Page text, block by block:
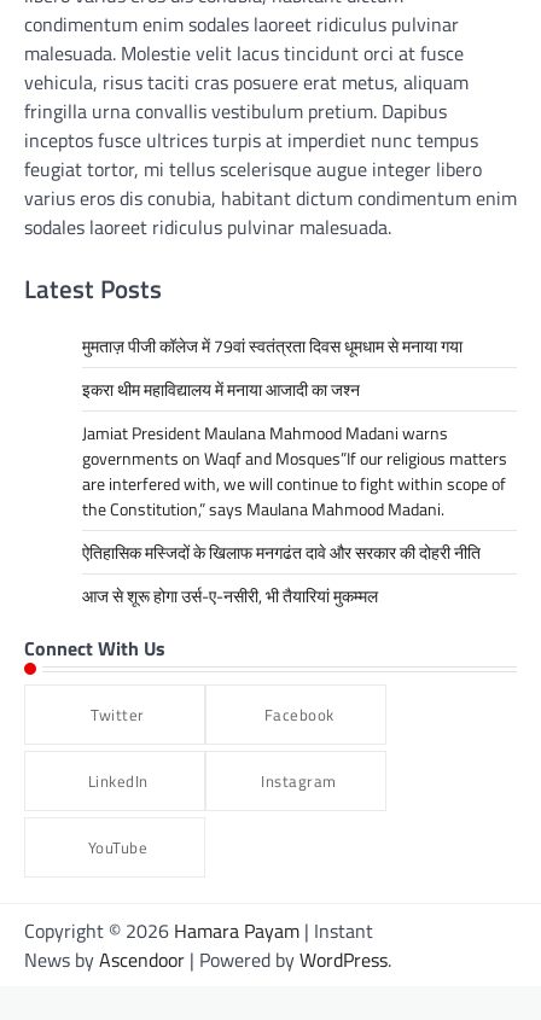
condimentum enim sodales laoreet ridiculus pulvinar
malesuada. Molestie velit lacus tincidunt orci at fusce
vehicula, risus taciti cras posuere erat metus, aliquam
fringilla urna convallis vestibulum pretium. Dapibus
inceptos fusce ultrices turpis at imperdiet nunc tempus
feugiat tortor, mi tellus scelerisque augue integer libero
varius eros dis conubia, habitant dictum condimentum enim
sodales laoreet ridiculus pulvinar malesuada.
Latest Posts
मुमताज़ पीजी कॉलेज में 79वां स्वतंत्रता दिवस धूमधाम से मनाया गया
इकरा थीम महाविद्यालय में मनाया आजादी का जश्न
Jamiat President Maulana Mahmood Madani warns
governments on Waqf and Mosques”If our religious matters
are interfered with, we will continue to fight within scope of
the Constitution,” says Maulana Mahmood Madani.
ऐतिहासिक मस्जिदों के खिलाफ मनगढंत दावे और सरकार की दोहरी नीति
आज से शूरू होगा उर्स-ए-नसीरी, भी तैयारियां मुकम्मल
Connect With Us
Twitter Facebook
LinkedIn Instagram
YouTube
Copyright © 2026 Hamara Payam | Instant
News byAscendoor | Powered byWordPress.